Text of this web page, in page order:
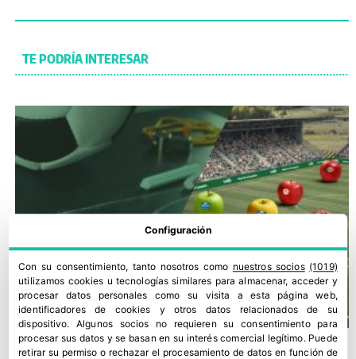
TE PODRÍA INTERESAR
Configuración
Con su consentimiento, tanto nosotros como nuestros socios (1019)
utilizamos cookies u tecnologías similares para almacenar, acceder y
procesar datos personales como su visita a esta página web,
identificadores de cookies y otros datos relacionados de su
dispositivo. Algunos socios no requieren su consentimiento para
procesar sus datos y se basan en su interés comercial legítimo. Puede
retirar su permiso o rechazar el procesamiento de datos en función de